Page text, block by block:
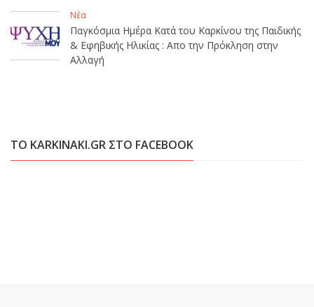
Νέα
Παγκόσμια Ημέρα Κατά του Καρκίνου της Παιδικής
& Εφηβικής Ηλικίας : Απο την Πρόκληση στην
Αλλαγή
ΤΟ KARKINAKI.GR ΣΤΟ FACEBOOK